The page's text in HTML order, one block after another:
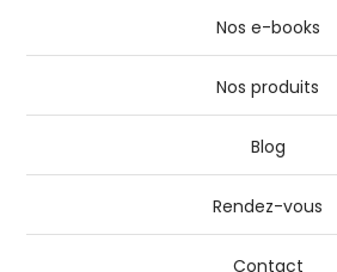
Nos e-books
Nos produits
Blog
Rendez-vous
Contact